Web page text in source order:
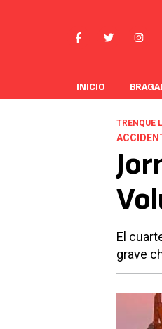
INICIO
TRENQUE
El
grave